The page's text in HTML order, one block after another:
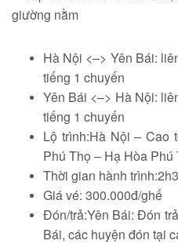
Hà Nội <–> Yên Bái:
tiếng 1 chuyến
Yên Bái <–> Hà Nội:
tiếng 1 chuyến
Lộ trình:Hà Nội – Cao
Phú Thọ – Hạ Hòa Phú
Thời gian hành
Giá vé: 300.000đ/ghế
Đón/trả:Yên Bái: Đón
Bái, các huyện đón tại